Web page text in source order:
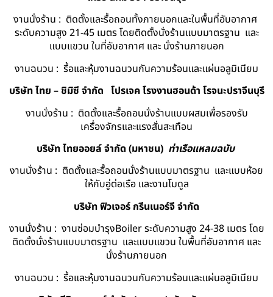
งานนั่งร้าน : ติดตั้งและรื้อถอนทั้งภายนอกและในพื้นที่อับอากาศ
ระดับความสูง 21-45 เมตร โดยติดตั้งนั่งร้านแบบมาตรฐาน และ
แบบแขวน ในที่อับอากาศ และ นั่งร้านภายนอก
งานฉนวน : รื้อและหุ้มงานฉนวนกันความร้อนและแผ่นอลูมิเนียม
บริษัท ไทย – ชิมิซึ จำกัด โปรเจค โรงงานฮอนด้า โรจนะปราจีนบุรี
งานนั่งร้าน : ติดตั้งและรื้อถอนนั่งร้านแบบผสมเพื่อรองรับ
เครื่องจักรและแรงสั่นสะเทือน
บริษัท ไทยออยล์ จํากัด (มหาชน) ท่าเรือแหลมฉบับ
งานนั่งร้าน : ติดตั้งและรื้อถอนนั่งร้านแบบมาตรฐาน และแบบห้อย
ให้กับอู่ต่อเรือ และงานโมดูล
บริษัท ฟิวเจอร์ กรีนเนอร์จี จำกัด
งานนั่งร้าน : งานซ่อมบำรุงBoiler ระดับความสูง 24-38 เมตร โดย
ติดตั้งนั่งร้านแบบมาตรฐาน และแบบแขวน ในพื้นที่อับอากาศ และ
นั่งร้านภายนอก
งานฉนวน : รื้อและหุ้มงานฉนวนกันความร้อนและแผ่นอลูมิเนียม